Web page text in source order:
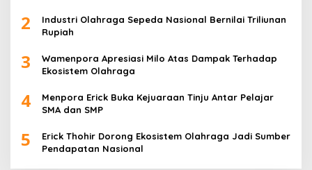
2
Industri Olahraga Sepeda Nasional Bernilai Triliunan
Rupiah
3
Wamenpora Apresiasi Milo Atas Dampak Terhadap
Ekosistem Olahraga
4
Menpora Erick Buka Kejuaraan Tinju Antar Pelajar
SMA dan SMP
5
Erick Thohir Dorong Ekosistem Olahraga Jadi Sumber
Pendapatan Nasional